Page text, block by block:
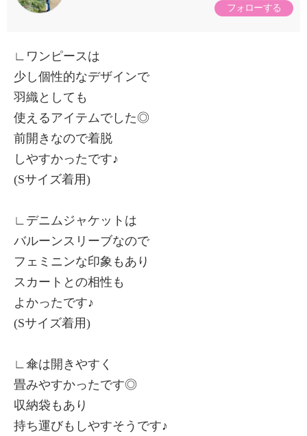
フォローする
∟ワンピースは
少し個性的なデザインで
羽織としても
使えるアイテムでした◎
前開きなので着脱
しやすかったです♪
(Sサイズ着用)
∟デニムジャケットは
バルーンスリーブなので
フェミニンな印象もあり
スカートとの相性も
よかったです♪
(Sサイズ着用)
∟傘は開きやすく
畳みやすかったです◎
収納袋もあり
持ち運びもしやすそうです♪